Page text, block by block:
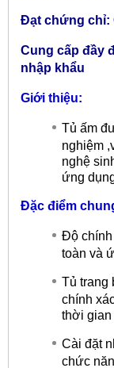
Đạt chứng chỉ:
Cung cấp đầy
nhập khẩu
Giới thiệu:
Tủ ấm
nghiệm
nghệ
ứng
Đặc điểm
Độ chính
toàn và
Tủ trang
chính
thời gian
Cài đặt
chức